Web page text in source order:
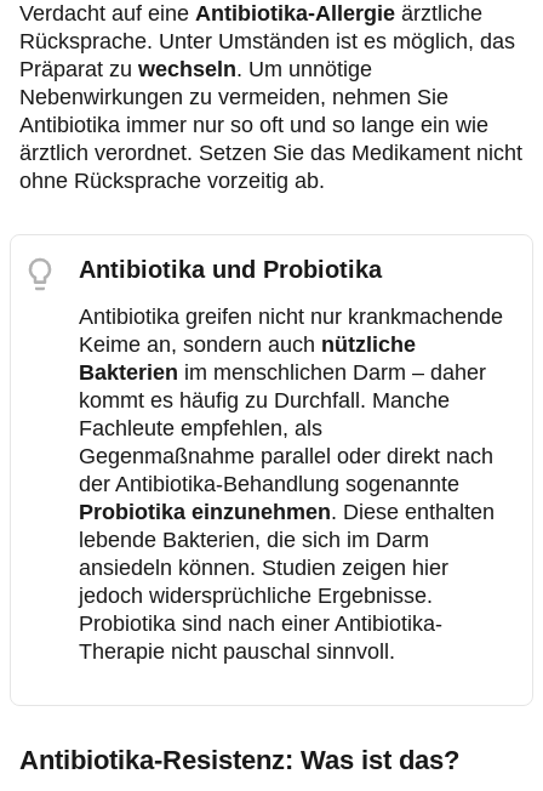
Verdacht auf eine Antibiotika-Allergie ärztliche
Rücksprache. Unter Umständen ist es möglich, das
Präparat zu wechseln. Um unnötige
Nebenwirkungen zu vermeiden, nehmen Sie
Antibiotika immer nur so oft und so lange ein wie
ärztlich verordnet. Setzen Sie das Medikament nicht
ohne Rücksprache vorzeitig ab.
Antibiotika und Probiotika
Antibiotika greifen nicht nur krankmachende
Keime an, sondern auch nützliche
Bakterien im menschlichen Darm – daher
kommt es häufig zu Durchfall. Manche
Fachleute empfehlen, als
Gegenmaßnahme parallel oder direkt nach
der Antibiotika-Behandlung sogenannte
Probiotika einzunehmen. Diese enthalten
lebende Bakterien, die sich im Darm
ansiedeln können. Studien zeigen hier
jedoch widersprüchliche Ergebnisse.
Probiotika sind nach einer Antibiotika-
Therapie nicht pauschal sinnvoll.
Antibiotika-Resistenz: Was ist das?